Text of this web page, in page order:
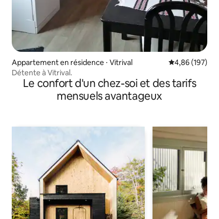
Appartement en résidence ⋅ Vitrival Évaluation
4,86 (197)
Détente à Vitrival.
Le confort d'un chez-soi et des tarifs
mensuels avantageux